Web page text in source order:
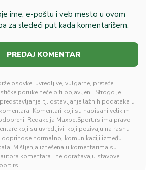
ime, e-poštu i veb mesto u ovom
za sledeći put kada komentarišem.
psovke, uvredljive, vulgarne, preteće,
poruke neće biti objavljeni. Strogo je
tj. ostavljanje lažnih podataka u
Komentari koji su napisani velikim
Redakcija MaxbetSport.rs ima pravo
koji su uvredljivi, koji pozivaju na rasnu i
doprinose normalnoj komunikaciji između
Mišljenja iznešena u komentarima su
komentara i ne odražavaju stavove